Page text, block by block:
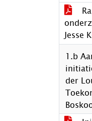
Jesse
1.b
der